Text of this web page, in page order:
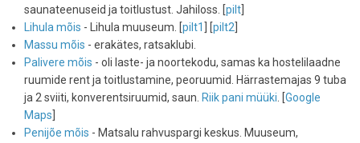
saunateenuseid ja toitlustust. Jahiloss. [pilt
Lihula mõis - Lihula muuseum. [pilt1 ] [pilt2
Massu mõis - erakätes, ratsaklubi.
Palivere mõis - oli laste- ja noortekodu, samas ka hostelilaadne
ruumide rent ja toitlustamine, peoruumid. Härrastemajas 9 tuba
ja 2 sviiti, konverentsiruumid, saun. Riik pani müüki. [Google
Maps
Penijõe mõis - Matsalu rahvuspargi keskus. Muuseum,